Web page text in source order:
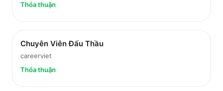
Thỏa thuận
Chuyên Viên Đấu Thầu
careerviet
Thỏa thuận